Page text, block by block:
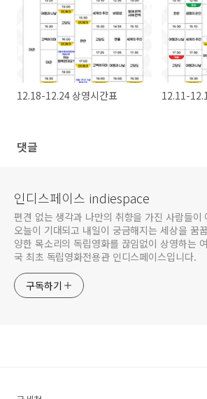
12.18-12.24 상영시간표 12.11-
댓글
인디스페이스 indiespace
편견 없는 생각과 나만의 취향을 가진 사람들이
오늘이 기대되고 내일이 궁금해지는 세상을 꿈
양한 목소리의 독립영화를 끊임없이 상영하는
국 최초 독립영화전용관 인디스페이스입니다.
구독하기